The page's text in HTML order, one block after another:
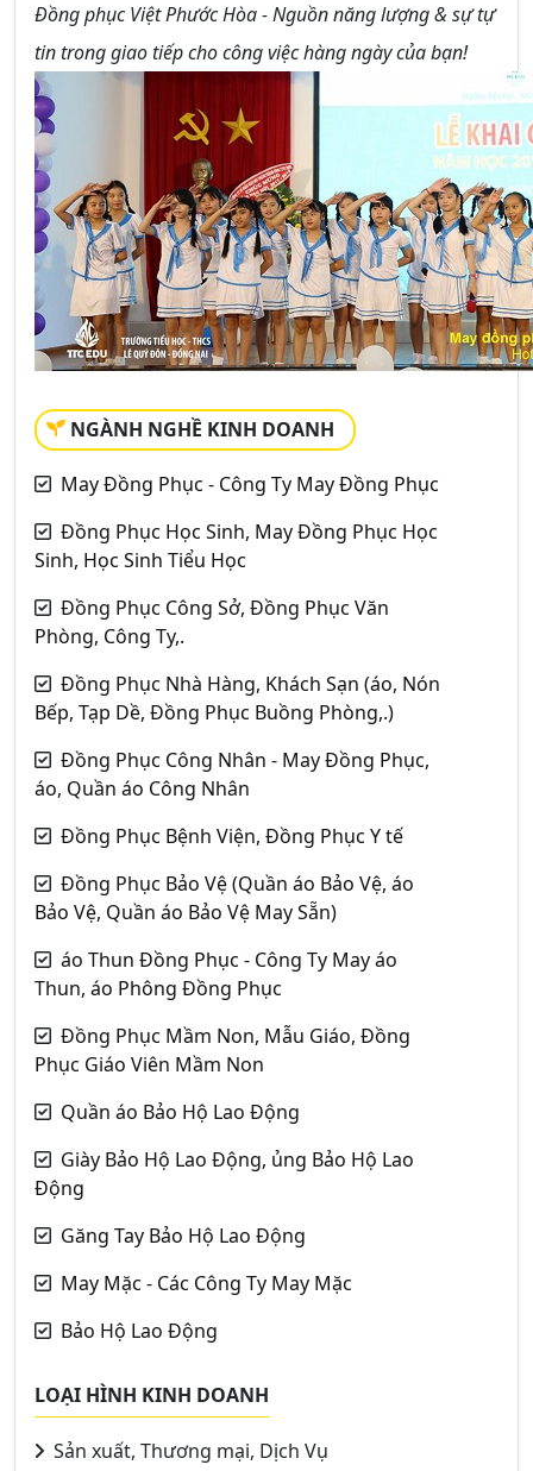
Đồng phục Việt Phước Hòa - Nguồn năng lượng & sự tự
tin trong giao tiếp cho công việc hàng ngày của bạn!
NGÀNH NGHỀ KINH DOANH
May Đồng Phục - Công Ty May Đồng Phục
Đồng Phục Học Sinh, May Đồng Phục Học
Sinh, Học Sinh Tiểu Học
Đồng Phục Công Sở, Đồng Phục Văn
Phòng, Công Ty,.
Đồng Phục Nhà Hàng, Khách Sạn (áo, Nón
Bếp, Tạp Dề, Đồng Phục Buồng Phòng,.)
Đồng Phục Công Nhân - May Đồng Phục,
áo, Quần áo Công Nhân
Đồng Phục Bệnh Viện, Đồng Phục Y tế
Đồng Phục Bảo Vệ (Quần áo Bảo Vệ, áo
Bảo Vệ, Quần áo Bảo Vệ May Sẵn)
áo Thun Đồng Phục - Công Ty May áo
Thun, áo Phông Đồng Phục
Đồng Phục Mầm Non, Mẫu Giáo, Đồng
Phục Giáo Viên Mầm Non
Quần áo Bảo Hộ Lao Động
Giày Bảo Hộ Lao Động, ủng Bảo Hộ Lao
Động
Găng Tay Bảo Hộ Lao Động
May Mặc - Các Công Ty May Mặc
Bảo Hộ Lao Động
LOẠI HÌNH KINH DOANH
Sản xuất, Thương mại, Dịch Vụ